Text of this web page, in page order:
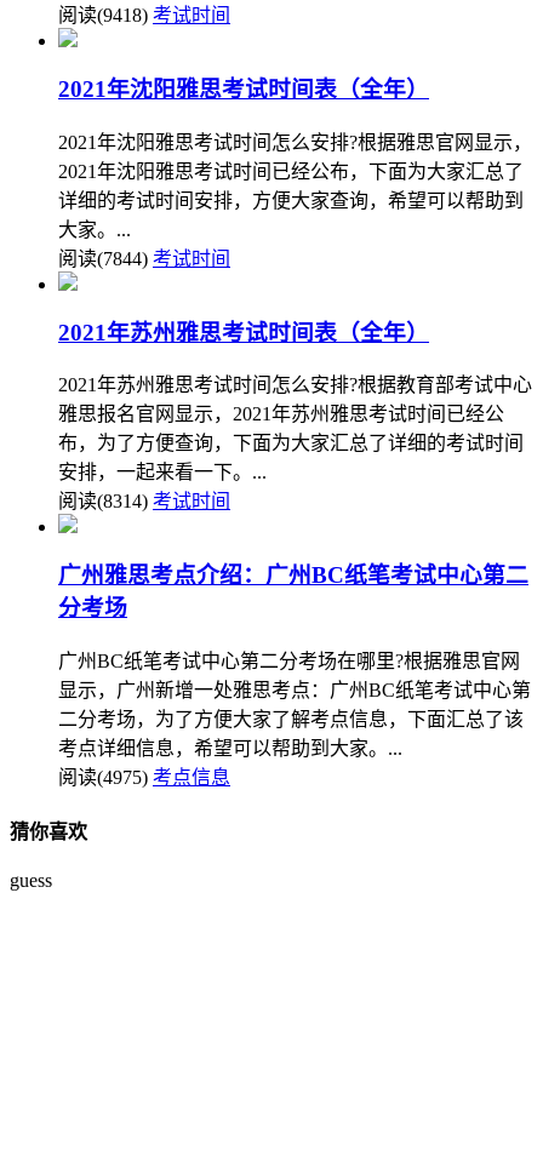
阅读(9418) 考试时间
2021年沈阳雅思考试时间表（全年）
2021年沈阳雅思考试时间怎么安排?根据雅思官网显示，
2021年沈阳雅思考试时间已经公布，下面为大家汇总了
详细的考试时间安排，方便大家查询，希望可以帮助到
大家。...
阅读(7844) 考试时间
2021年苏州雅思考试时间表（全年）
2021年苏州雅思考试时间怎么安排?根据教育部考试中心
雅思报名官网显示，2021年苏州雅思考试时间已经公
布，为了方便查询，下面为大家汇总了详细的考试时间
安排，一起来看一下。...
阅读(8314) 考试时间
广州雅思考点介绍：广州BC纸笔考试中心第二
分考场
广州BC纸笔考试中心第二分考场在哪里?根据雅思官网
显示，广州新增一处雅思考点：广州BC纸笔考试中心第
二分考场，为了方便大家了解考点信息，下面汇总了该
考点详细信息，希望可以帮助到大家。...
阅读(4975) 考点信息
猜你喜欢
guess